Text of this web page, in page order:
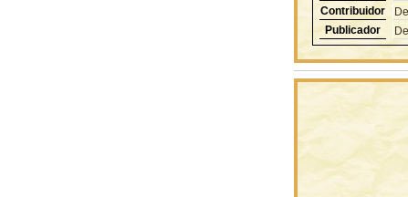
Contribuidor
Publicador